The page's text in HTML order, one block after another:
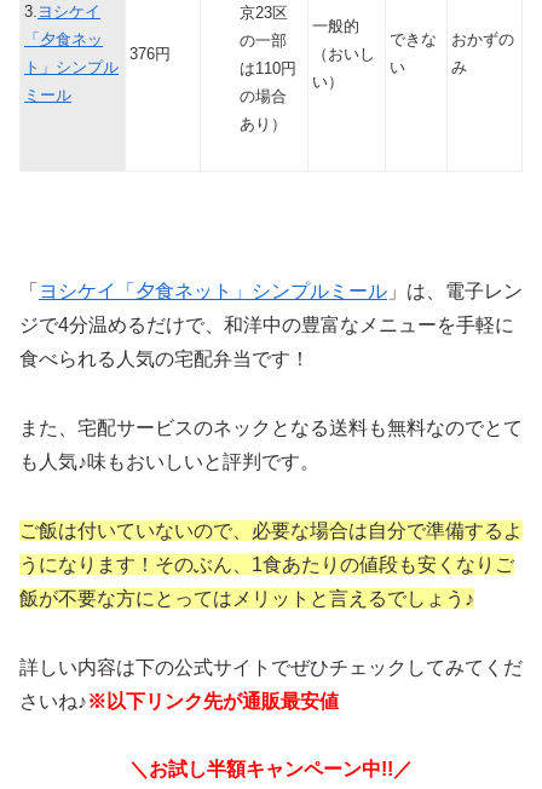
3. ヨシケイ
「夕食ネッ
ト」シンプル
ミール
376円
京23区
の一部
は110円
の場合
あり）
一般的
（おいし
い）
できな
い
おかずの
み
「 ヨシケイ「夕食ネット」シンプルミール 」は、電子レン
ジで4分温めるだけで、和洋中の豊富なメニューを手軽に
食べられる人気の宅配弁当です！
また、宅配サービスのネックとなる送料も無料なのでとて
も人気♪味もおいしいと評判です。
ご飯は付いていないので、必要な場合は自分で準備するよ
うになります！そのぶん、1食あたりの値段も安くなりご
飯が不要な方にとってはメリットと言えるでしょう♪
詳しい内容は下の公式サイトでぜひチェックしてみてくだ
さいね♪※以下リンク先が通販最安値
＼お試し半額キャンペーン中!!／